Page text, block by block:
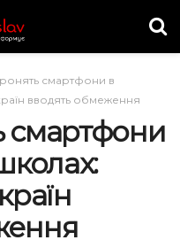
смартфони в
вводять обмеження
смартфони